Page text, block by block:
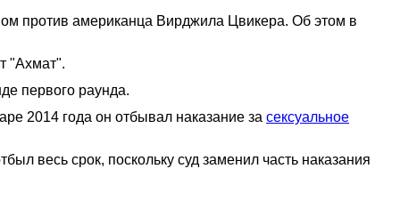
против американца Вирджила Цвикера. Об этом в
"Ахмат".
первого раунда.
2014 года он отбывал наказание за сексуальное
весь срок, поскольку суд заменил часть наказания